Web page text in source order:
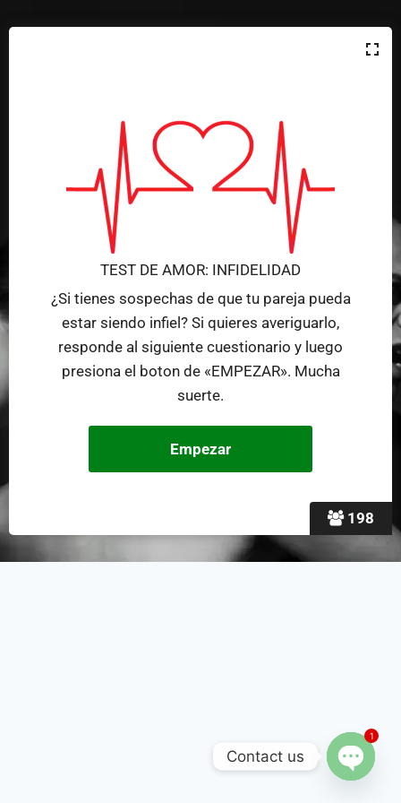
198
TEST DE AMOR: INFIDELIDAD
¿Si tienes sospechas de que tu pareja pueda
estar siendo infiel? Si quieres averiguarlo,
responde al siguiente cuestionario y luego
presiona el boton de «EMPEZAR». Mucha
suerte.
Contact us
1